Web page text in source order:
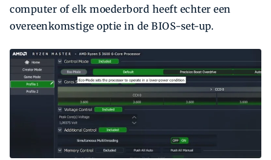
computer of elk moederbord heeft echter een
overeenkomstige optie in de BIOS-set-up.